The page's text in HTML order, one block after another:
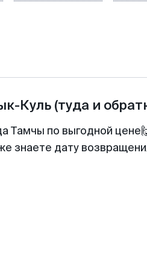
Куль (туда и
Тамчы по выгодной
знаете дату